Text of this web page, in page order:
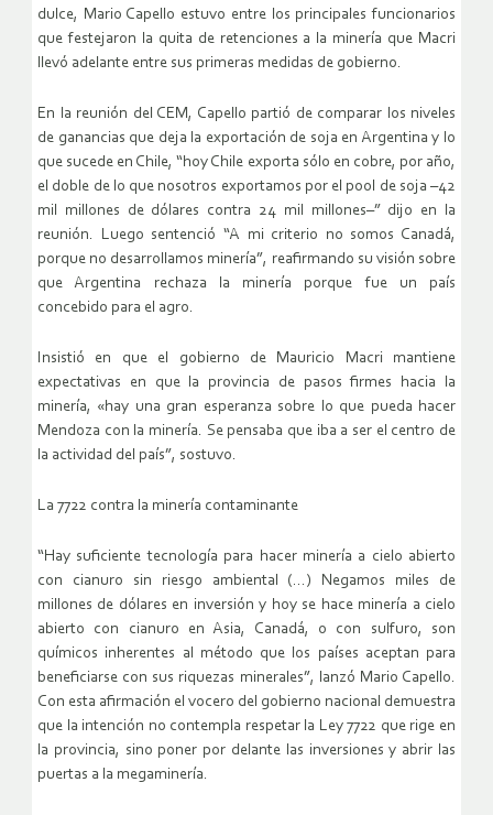
dulce, Mario Capello estuvo entre los principales funcionarios
que festejaron la quita de retenciones a la minería que Macri
llevó adelante entre sus primeras medidas de gobierno.
En la reunión del CEM, Capello partió de comparar los niveles
de ganancias que deja la exportación de soja en Argentina y lo
que sucede en Chile, “hoy Chile exporta sólo en cobre, por año,
el doble de lo que nosotros exportamos por el pool de soja –42
mil millones de dólares contra 24 mil millones–” dijo en la
reunión. Luego sentenció “A mi criterio no somos Canadá,
porque no desarrollamos minería”, reafirmando su visión sobre
que Argentina rechaza la minería porque fue un país
concebido para el agro.
Insistió en que el gobierno de Mauricio Macri mantiene
expectativas en que la provincia de pasos firmes hacia la
minería, «hay una gran esperanza sobre lo que pueda hacer
Mendoza con la minería. Se pensaba que iba a ser el centro de
la actividad del país”, sostuvo.
La 7722 contra la minería contaminante
“Hay suficiente tecnología para hacer minería a cielo abierto
con cianuro sin riesgo ambiental (…) Negamos miles de
millones de dólares en inversión y hoy se hace minería a cielo
abierto con cianuro en Asia, Canadá, o con sulfuro, son
químicos inherentes al método que los países aceptan para
beneficiarse con sus riquezas minerales”, lanzó Mario Capello.
Con esta afirmación el vocero del gobierno nacional demuestra
que la intención no contempla respetar la Ley 7722 que rige en
la provincia, sino poner por delante las inversiones y abrir las
puertas a la megaminería.